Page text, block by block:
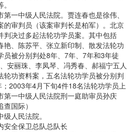
一中级人民法院。贾连春也是徐伟、
的审判员（该案审判长是柏军）。北京
判决过多起法轮功学员案。其中包括
、陈苏平、张立新印制、散发法轮功
员被分别判处8年、7年、7年和3年徒
安丽珠、李凤琴、冯秀春、郝福宁五人
轮功资料案，五名法轮功学员被分别判
2003年4月下旬4件18名法轮功学员上
第一中级人民法院刑一庭助审员孙庆
国际）
人民法院。
安全保卫总队总队长